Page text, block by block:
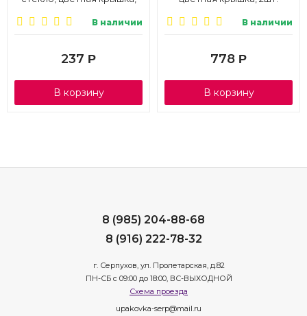
В наличии
237 Р
В корзину
В наличии
778 Р
В корзину
8 (985) 204-88-68
8 (916) 222-78-32
г. Серпухов, ул. Пролетарская, д.82
ПН-СБ с 09:00 до 18:00, ВС-ВЫХОДНОЙ
Схема проезда
upakovka-serp@mail.ru